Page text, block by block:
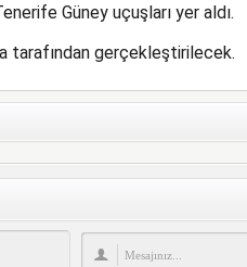
Güney uçuşları yer aldı.
tarafından gerçekleştirilecek.